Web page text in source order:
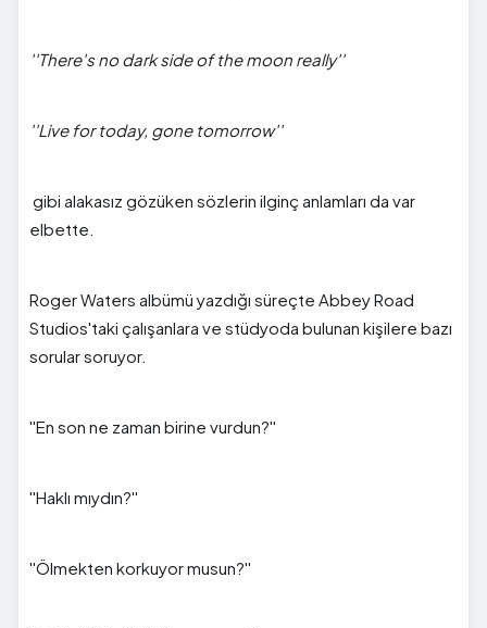
''There's no dark side of the moon really''
''Live for today, gone tomorrow''
gibi alakasız gözüken sözlerin ilginç anlamları da var
elbette.
Roger Waters albümü yazdığı süreçte Abbey Road
Studios'taki çalışanlara ve stüdyoda bulunan kişilere bazı
sorular soruyor.
''En son ne zaman birine vurdun?''
''Haklı mıydın?''
''Ölmekten korkuyor musun?''